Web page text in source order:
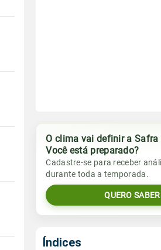
O clima vai definir a
Você está preparado?
Cadastre-se para receber
durante toda a temporada.
QUERO
Índices